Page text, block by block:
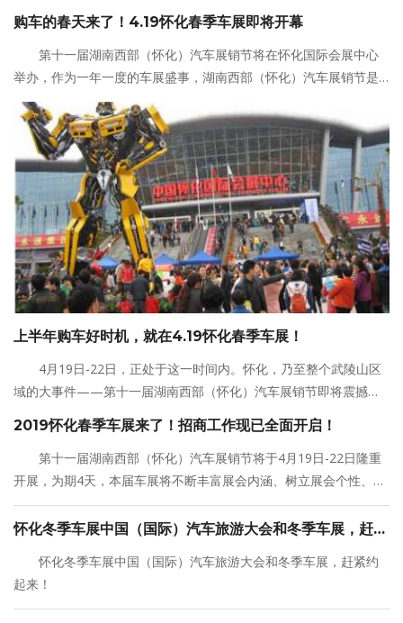
购车的春天来了！4.19怀化春季车展即将开幕
第十一届湖南西部（怀化）汽车展销节将在怀化国际会展中心
举办，作为一年一度的车展盛事，湖南西部（怀化）汽车展销节是
整个怀化，乃至武陵山地区的大型汽车展销活动，汇集了怀化周边
大量的汽车商家与知名品牌，已成为怀化人购车的不二首选。
上半年购车好时机，就在4.19怀化春季车展！
4月19日-22日，正处于这一时间内。怀化，乃至整个武陵山区
域的大事件——第十一届湖南西部（怀化）汽车展销节即将震撼来
袭。如果你打算买车，一定要等到4月19日，到车展来看看！
2019怀化春季车展来了！招商工作现已全面开启！
第十一届湖南西部（怀化）汽车展销节将于4月19日-22日隆重
开展，为期4天，本届车展将不断丰富展会内涵、树立展会个性、提
升展会品质，为怀化及周边市民贡献一场精彩纷呈的汽车文化盛
宴。
怀化冬季车展中国（国际）汽车旅游大会和冬季车展，赶紧
怀化冬季车展中国（国际）汽车旅游大会和冬季车展，赶紧约
起来！